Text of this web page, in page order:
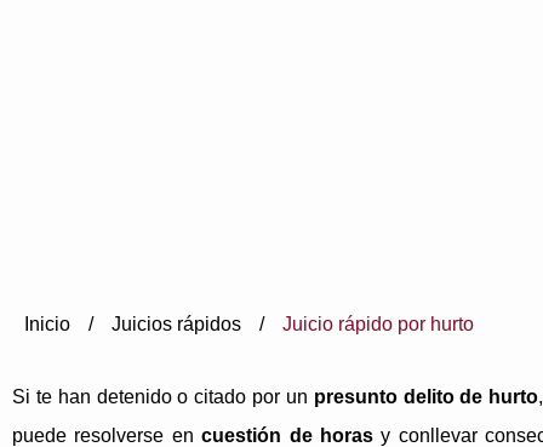
Inicio / Juicios rápidos / Juicio rápido por hurto
Si te han detenido o citado por un presunto delito de hurto
puede resolverse encuestión de horasy conllevar